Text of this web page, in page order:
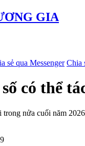
GIA
sẻ qua Messenger Chia
có thể
nửa cuối năm